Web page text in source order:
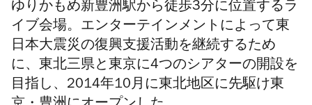
ゆりかもめ新豊洲駅から徒歩3分に位置するラ
イブ会場。エンターテインメントによって東
日本大震災の復興支援活動を継続するため
に、東北三県と東京に4つのシアターの開設を
目指し、2014年10月に東北地区に先駆け東